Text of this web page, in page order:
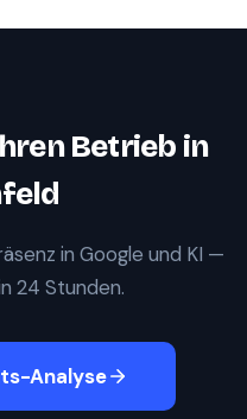
Betrieb in
in Google und KI —
24 Stunden.
Analyse